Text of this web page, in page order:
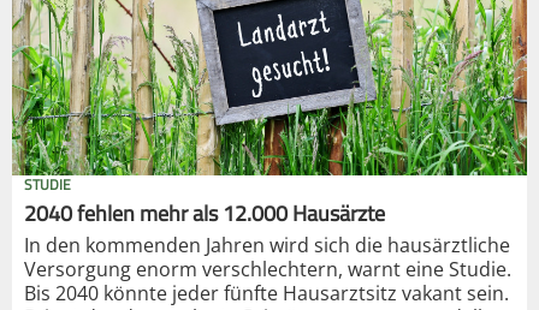
STUDIE
2040 fehlen mehr als 12.000 Hausärzte
In den kommenden Jahren wird sich die hausärztliche
Versorgung enorm verschlechtern, warnt eine Studie.
Bis 2040 könnte jeder fünfte Hausarztsitz vakant sein.